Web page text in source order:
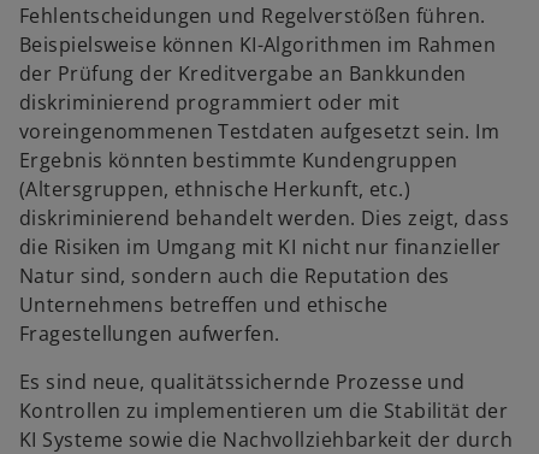
Fehlentscheidungen und Regelverstößen führen.
Beispielsweise können KI-Algorithmen im Rahmen
der Prüfung der Kreditvergabe an Bankkunden
diskriminierend programmiert oder mit
voreingenommenen Testdaten aufgesetzt sein. Im
Ergebnis könnten bestimmte Kundengruppen
(Altersgruppen, ethnische Herkunft, etc.)
diskriminierend behandelt werden. Dies zeigt, dass
die Risiken im Umgang mit KI nicht nur finanzieller
Natur sind, sondern auch die Reputation des
Unternehmens betreffen und ethische
Fragestellungen aufwerfen.
Es sind neue, qualitätssichernde Prozesse und
Kontrollen zu implementieren um die Stabilität der
KI Systeme sowie die Nachvollziehbarkeit der durch